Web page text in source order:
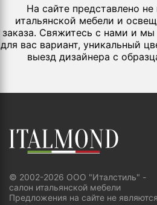
На сайте представлено
итальянской мебели и
заказа. Свяжитесь с нами и
для вас вариант, уникальный
выезд дизайнера с
© 2002-2026 ООО "Италстиль" -
салон итальянской мебели
Предложения на сайте не